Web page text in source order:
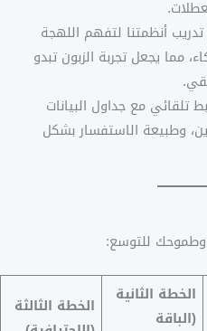
أنظمتنا لتفهم اللهجة
مما يجعل تجربة الزبون تبدو
تلقائي مع جداول البيانات
وطبيعة الاستفسار بشكل
للتوسع:
الخطة الثانية
(الباقة
الخطة الثالثة